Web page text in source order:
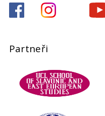
Partneři